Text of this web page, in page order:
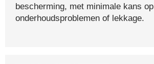
bescherming, met minimale kans op
onderhoudsproblemen of lekkage.